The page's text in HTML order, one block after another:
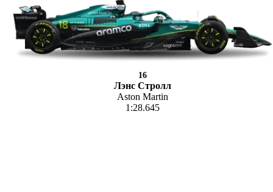
16
Лэнс Стролл
Aston Martin
1:28.645